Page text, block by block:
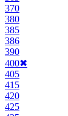
370
380
385
386
390
400✖
405
415
420
425